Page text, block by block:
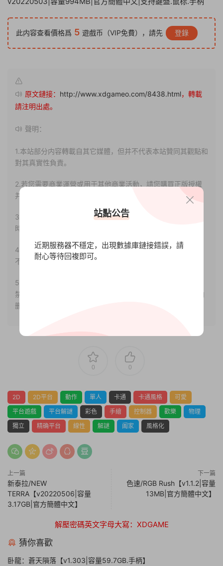
此内容查看價格爲 5 遊戲币（VIP免費），請先 登錄
原文鏈接： http://www.xdgameo.com/8438.html，轉載
請注明出處。
聲明：
1.本站部分内容轉載自其它媒體，但并不代表本站贊同其觀點和
對其真實性負責。
2.若您需要商業運營或用于其他商業活動，請您購買正版授權
并合法使用。
3.如果本站有侵犯、不妥之處的資源，請聯系我們。将會第一
時間解決！
4.本站部分内容均由互聯網收集整理，僅供大家參考、學習，
不存在任何商業目的與商業用途。
5.本站提供的所有資源僅供參考學習使用，版權歸原著所有，
禁止下載本站資源參與任何商業和非法行爲，請于24小時之内
删除!
0 0
2D 2D平台 動作 單人 卡通 卡通風格
可愛
平台遊戲
平台解謎 彩色 手繪 控制器 歡樂
物理
獨立
精确平台 線性 解謎 阖家 風格化
上一篇
新泰拉/NEW
TERRA【v20220506|容量
3.17GB|官方簡體中文】
下一篇
色速/RGB Rush【v1.1.2|容量
13MB|官方簡體中文】
解壓密碼英文字母大寫：XDGAME
猜你喜歡
卧龍：蒼天隕落【v1.303|容量59.7GB.手柄】
站點公告
近期服務器不穩定，出現數據庫鏈接錯誤，請
耐心等待回複即可。